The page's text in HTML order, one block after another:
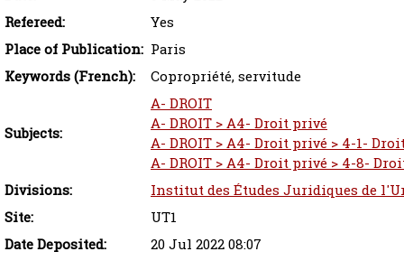
Refereed:
Yes
Place of Publication: Paris
Keywords (French):
Copropriété, servitude
Subjects:
A- DROIT
A- DROIT > A4- Droit privé
A- DROIT > A4- Droit privé > 4-1-
A- DROIT > A4- Droit privé > 4-8-
Divisions:
Institut des Études Juridiques de
Site:
UT1
Date Deposited:
20 Jul 2022 08:07